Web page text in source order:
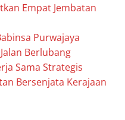
Empat Jembatan
Purwajaya
Berlubang
Sama Strategis
Bersenjata Kerajaan